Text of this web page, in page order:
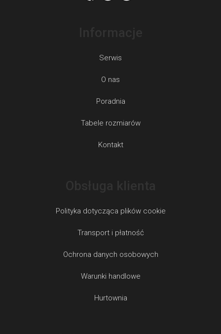
Serwis
O nas
Poradnia
Tabele rozmiarów
Kontakt
Polityka dotycząca plików cookie
Transport i płatność
Ochrona danych osobowych
Warunki handlowe
Hurtownia